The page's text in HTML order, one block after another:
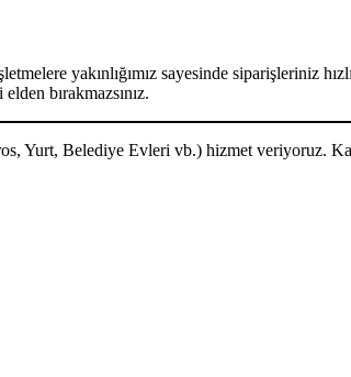
yakınlığımız sayesinde siparişleriniz
bırakmazsınız.
Yurt, Belediye Evleri vb.) hizmet veriyoruz.